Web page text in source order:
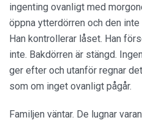
ingenting ovanligt med
öppna ytterdörren och den
Han kontrollerar låset. Han
inte. Bakdörren är stängd.
ger efter och utanför regnar
som om inget ovanligt pågår.
Familjen väntar. De lugnar